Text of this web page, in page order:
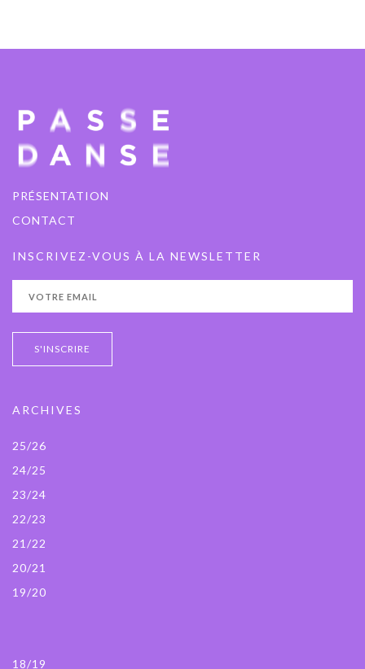
PAVILLON ADC
PRÉSENTATION
CONTACT
INSCRIVEZ-VOUS À LA NEWSLETTER
ARCHIVES
25/26
24/25
23/24
22/23
21/22
20/21
19/20
18/19